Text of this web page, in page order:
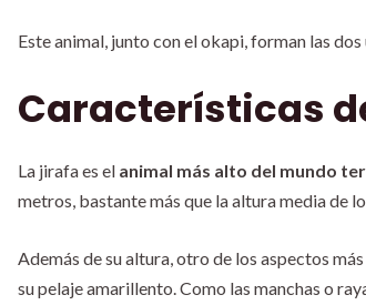
Este animal, junto con el okapi, forman las
Características
La jirafa es el animal más alto del mundo
metros, bastante más que la altura media de
Además de su altura, otro de los aspectos
su pelaje amarillento. Como las manchas o